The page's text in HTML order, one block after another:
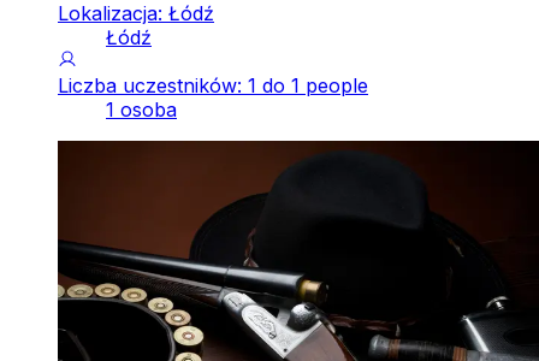
Lokalizacja: Łódź
Łódź
Liczba uczestników: 1 do 1 people
1 osoba